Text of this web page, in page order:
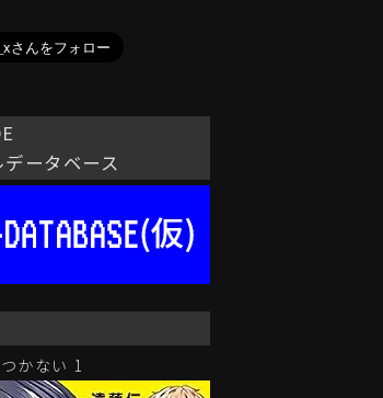
ータベース
かない 1